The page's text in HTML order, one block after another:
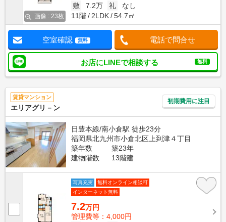
画像 : 23枚
敷
7.2万 礼
なし
11階
2LDK 54.7㎡
空室確認 無料 電話で問合せ
お店にLINEで相談する 無料
賃貸マンション
エリアグリ－ン
初期費用に注目
日豊本線/南小倉駅 徒歩23分
福岡県北九州市小倉北区上到津４丁目
築年数
築23年
建物階数
13階建
写真充実
無料オンライン相談可
インターネット無料
7.2万円
管理費等：4,000円